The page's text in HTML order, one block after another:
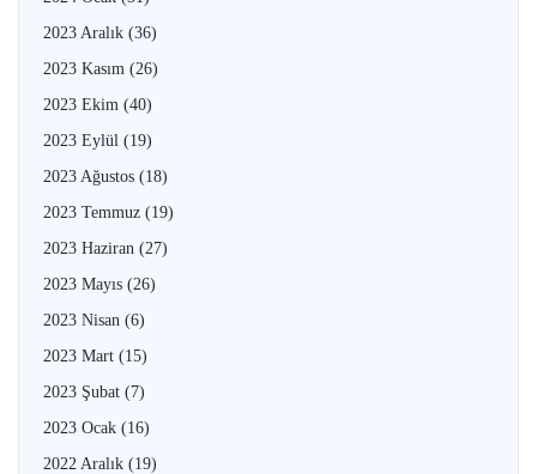
2023 Aralık (36)
2023 Kasım (26)
2023 Ekim (40)
2023 Eylül (19)
2023 Ağustos (18)
2023 Temmuz (19)
2023 Haziran (27)
2023 Mayıs (26)
2023 Nisan (6)
2023 Mart (15)
2023 Şubat (7)
2023 Ocak (16)
2022 Aralık (19)